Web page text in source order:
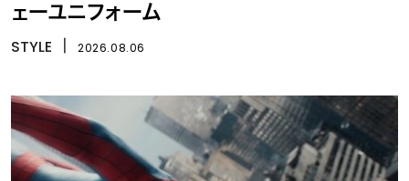
ェーユニフォーム
STYLE 2026.08.06